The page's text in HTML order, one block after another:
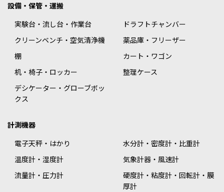
設備・保管・運搬
実験台・流し台・作業台
ドラフトチャンバー
クリーンベンチ・空気清浄機
薬品庫・フリーザー
棚
カート・ワゴン
机・椅子・ロッカー
整理ケース
デシケーター・グローブボッ
クス
計測機器
電子天秤・はかり
水分計・密度計・比重計
温度計・湿度計
気象計器・風速計
流量計・圧力計
硬度計・粘度計・回転計・膜
厚計